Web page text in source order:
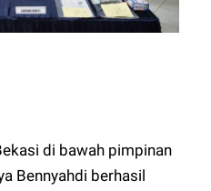
di bawah pimpinan
Bennyahdi berhasil